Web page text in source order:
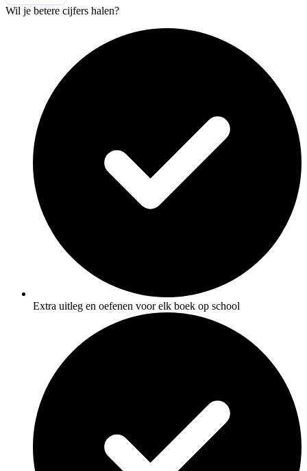
Wil je betere cijfers halen?
Extra uitleg en oefenen voor elk boek op school